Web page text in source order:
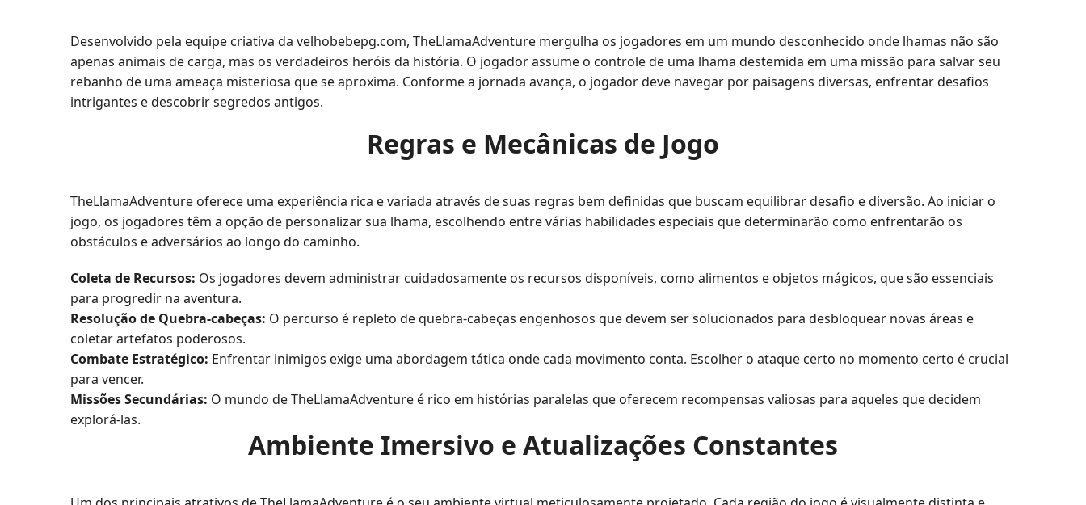
Desenvolvido pela equipe criativa da velhobebepg.com, TheLlamaAdventure mergulha os jogadores em um mundo desconhecido onde lhamas não são
apenas animais de carga, mas os verdadeiros heróis da história. O jogador assume o controle de uma lhama destemida em uma missão para salvar seu
rebanho de uma ameaça misteriosa que se aproxima. Conforme a jornada avança, o jogador deve navegar por paisagens diversas, enfrentar desafios
intrigantes e descobrir segredos antigos.
Regras e Mecânicas de Jogo
TheLlamaAdventure oferece uma experiência rica e variada através de suas regras bem definidas que buscam equilibrar desafio e diversão. Ao iniciar o
jogo, os jogadores têm a opção de personalizar sua lhama, escolhendo entre várias habilidades especiais que determinarão como enfrentarão os
obstáculos e adversários ao longo do caminho.
Coleta de Recursos: Os jogadores devem administrar cuidadosamente os recursos disponíveis, como alimentos e objetos mágicos, que são essenciais
para progredir na aventura.
Resolução de Quebra-cabeças: O percurso é repleto de quebra-cabeças engenhosos que devem ser solucionados para desbloquear novas áreas e
coletar artefatos poderosos.
Combate Estratégico: Enfrentar inimigos exige uma abordagem tática onde cada movimento conta. Escolher o ataque certo no momento certo é crucial
para vencer.
Missões Secundárias: O mundo de TheLlamaAdventure é rico em histórias paralelas que oferecem recompensas valiosas para aqueles que decidem
explorá-las.
Ambiente Imersivo e Atualizações Constantes